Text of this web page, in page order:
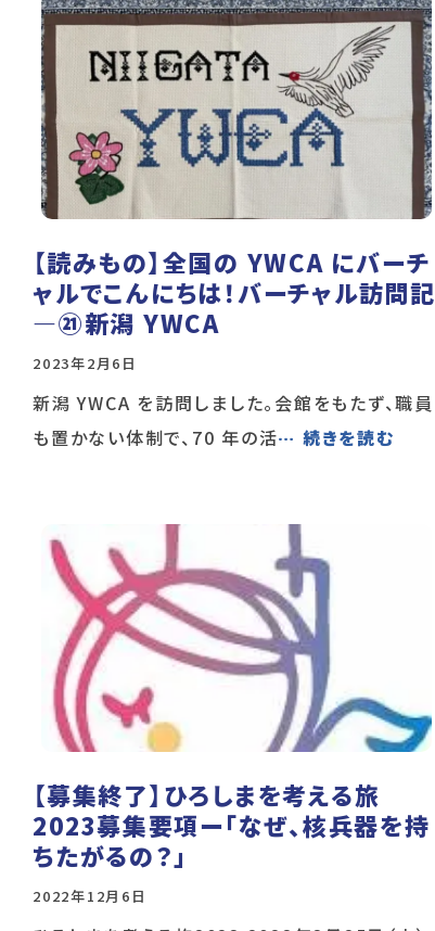
【読みもの】全国の YWCA にバーチ
ャルでこんにちは！バーチャル訪問記
―㉑新潟 YWCA
2023年2月6日
新潟 YWCA を訪問しました。会館をもたず、職員
も置かない体制で、70 年の活… 続きを読む
【募集終了】ひろしまを考える旅
2023募集要項ー「なぜ、核兵器を持
ちたがるの？」
2022年12月6日